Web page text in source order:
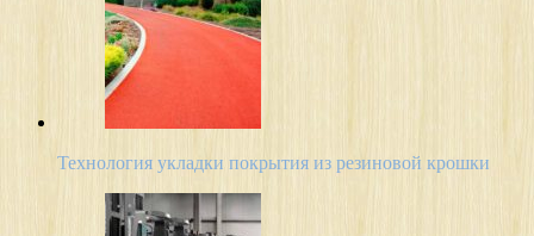
Технология укладки покрытия из резиновой крошки